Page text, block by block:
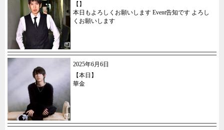
【】
本日もよろしくお願いします Event告知です よろし
くお願いします
2025年6月6日
【本日】
華金